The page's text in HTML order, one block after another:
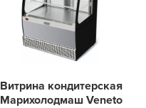
Витрина кондитерская
Марихолодмаш Veneto